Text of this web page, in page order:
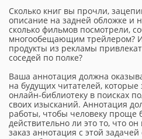
Сколько книг вы прочли,
описание на задней обложке и
сколько фильмов посмотрели,
многообещающим трейлером?
продукты из рекламы
соседей по полке?
Ваша аннотация должна
на будущих читателей,
онлайн-библиотеку в поисках
своих изысканий. Аннотация
работы, чтобы человеку проще
действительно ли это то, что
заказ аннотация с этой